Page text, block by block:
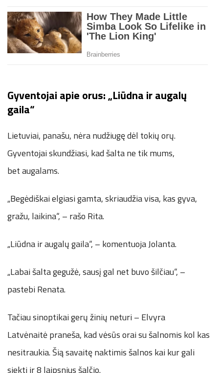
Gyventojai apie orus: „Liūdna ir augalų
gaila“
Lietuviai, panašu, nėra nudžiugę dėl tokių orų.
Gyventojai skundžiasi, kad šalta ne tik mums,
bet augalams.
„Begėdiškai elgiasi gamta, skriaudžia visa, kas gyva,
gražu, laikina“, – rašo Rita.
„Liūdna ir augalų gaila“, – komentuoja Jolanta.
„Labai šalta gegužė, sausį gal net buvo šilčiau“, –
pastebi Renata.
Tačiau sinoptikai gerų žinių neturi – Elvyra
Latvėnaitė praneša, kad vėsūs orai su šalnomis kol kas
nesitraukia. Šią savaitę naktimis šalnos kai kur gali
siekti ir 8 laipsnius šalčio.